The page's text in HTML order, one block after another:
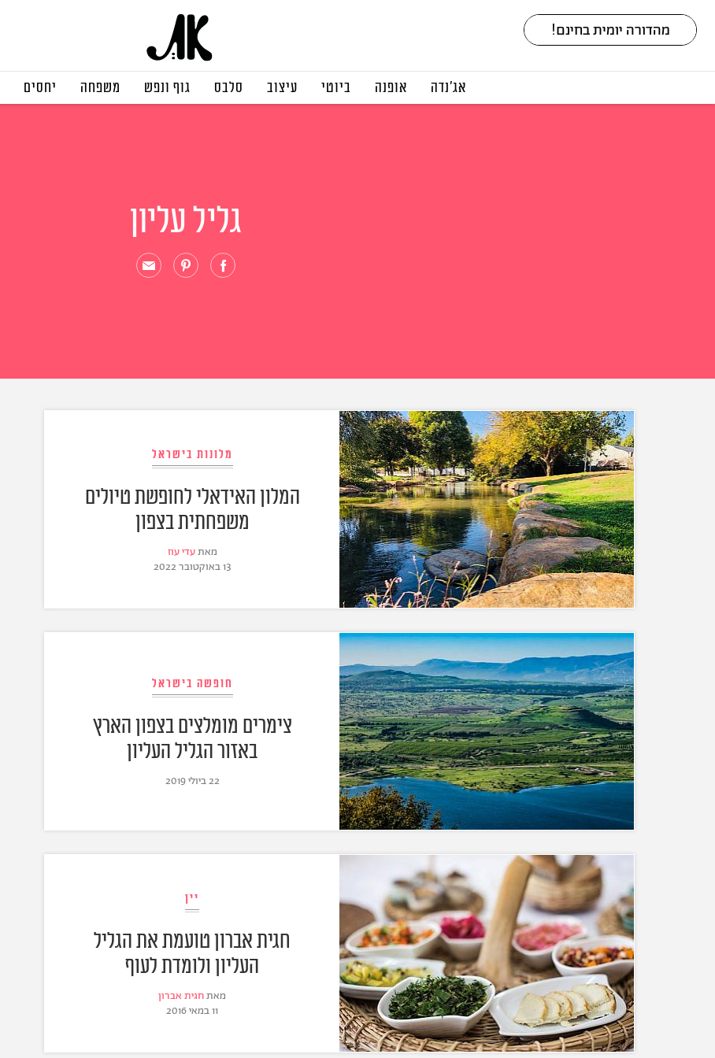
אג׳נדה אופנה ביוטי עיצוב סלבס גוף ונפש משפחה יחסים
גליל עליון
מלונות בישראל
המלון האידאלי לחופשת טיולים
משפחתית בצפון
מאתעדי עוז
13 באוקטובר 2022
חופשה בישראל
צימרים מומלצים בצפון הארץ
באזור הגליל העליון
22 ביולי 2019
יין
חגית אברון טועמת את הגליל
העליון ולומדת לעוף
מאתחגית אברון
11 במאי 2016